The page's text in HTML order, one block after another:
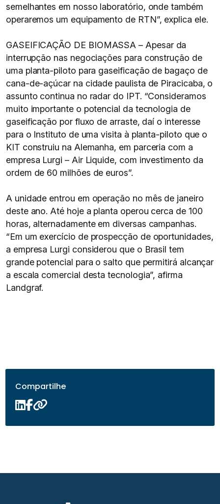
semelhantes em nosso laboratório, onde também
operaremos um equipamento de RTN”, explica ele.
GASEIFICAÇÃO DE BIOMASSA – Apesar da
interrupção nas negociações para construção de
uma planta-piloto para gaseificação de bagaço de
cana-de-açúcar na cidade paulista de Piracicaba, o
assunto continua no radar do IPT. “Consideramos
muito importante o potencial da tecnologia de
gaseificação por fluxo de arraste, daí o interesse
para o Instituto de uma visita à planta-piloto que o
KIT construiu na Alemanha, em parceria com a
empresa Lurgi – Air Liquide, com investimento da
ordem de 60 milhões de euros”.
A unidade entrou em operação no mês de janeiro
deste ano. Até hoje a planta operou cerca de 100
horas, alternadamente em diversas campanhas.
“Em um exercício de prospecção de oportunidades,
a empresa Lurgi considerou que o Brasil tem
grande potencial para o salto que permitirá alcançar
a escala comercial desta tecnologia”, afirma
Landgraf.
Compartilhe